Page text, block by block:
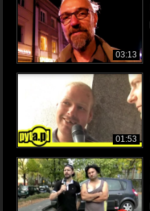
03:13
01:53